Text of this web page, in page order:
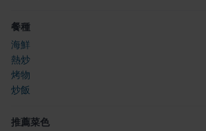
餐種
海鮮
熱炒
烤物
炒飯
推薦菜色